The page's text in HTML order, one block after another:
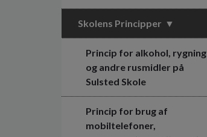
Skolens Principper
Princip for alkohol, rygning
og andre rusmidler på
Sulsted Skole
Princip for brug af
mobiltelefoner,